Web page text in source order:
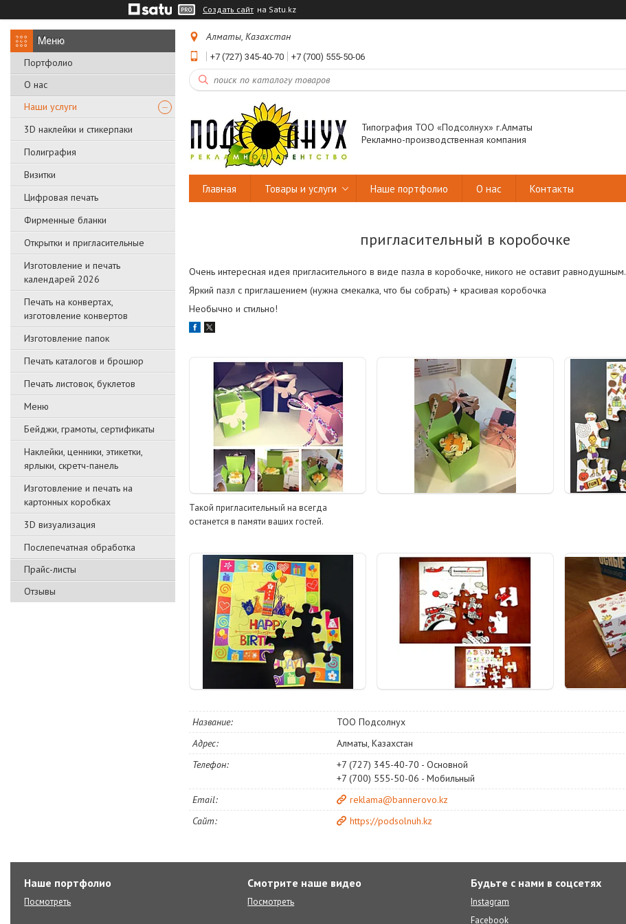
Создать сайт на Satu.kz
Портфолио
О нас
Наши услуги
3D наклейки и стикерпаки
Полиграфия
Визитки
Цифровая печать
Фирменные бланки
Открытки и пригласительные
Изготовление и печать
календарей 2026
Печать на конвертах,
изготовление конвертов
Изготовление папок
Печать каталогов и брошюр
Печать листовок, буклетов
Меню
Бейджи, грамоты, сертификаты
Наклейки, ценники, этикетки,
ярлыки, скретч-панель
Изготовление и печать на
картонных коробках
3D визуализация
Послепечатная обработка
Прайс-листы
Отзывы
Алматы, Казахстан
+7 (727) 345-40-70 +7 (700) 555-50-06
Типография ТОО «Подсолнух» г.Алматы
Рекламно-производственная компания
Главная Товары и услуги Наше портфолио О нас Контакты
пригласительный в коробочке
Очень интересная идея пригласительного в виде пазла в коробочке, никого не оставит равнодушным.
Яркий пазл с приглашением (нужна смекалка, что бы собрать) + красивая коробочка
Необычно и стильно!
Такой пригласительный на всегда
останется в памяти ваших гостей.
ТОО Подсолнух
Алматы, Казахстан
+7 (727) 345-40-70
Основной
+7 (700) 555-50-06
Мобильный
reklama@bannerovo.kz
https://podsolnuh.kz
Наше портфолио
Посмотреть
Смотрите наше видео
Посмотреть
Будьте с нами в соцсетях
Instagram
Facebook